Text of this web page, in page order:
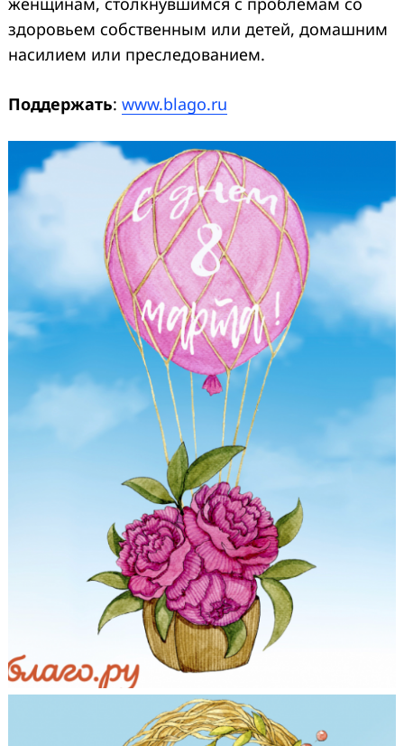
здоровьем собственным или детей, домашним
насилием или преследованием.
Поддержать: www.blago.ru